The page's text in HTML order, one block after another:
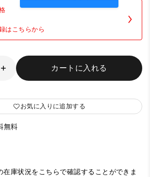
はこちらから
カートに入れる
お気に入りに追加する
無料
在庫状況をこちらで確認することができま